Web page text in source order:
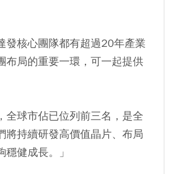
發核心團隊都有超過20年產業
布局的重要一環，可一起提供
全球市佔已位列前三名，是全
將持續研發高價值晶片、布局
健成長。」